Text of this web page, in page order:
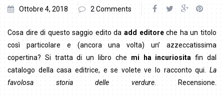
Ottobre 4, 2018 2 Comments
Cosa dire di questo saggio edito daadd editoreche ha un titolo
così particolare e (ancora una volta) un’ azzeccatissima
copertina? Si tratta di un libro chemi ha incuriosita fin dal
catalogo della casa editrice, e se volete ve lo racconto qui. La
favolosa storia delle verdure. Recensione.